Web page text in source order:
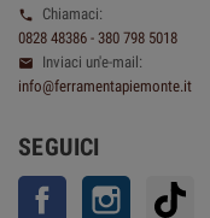

Chiamaci:
0828 48386 - 380 798 5018

Inviaci un'e-mail:
info@ferramentapiemonte.it
SEGUICI
Facebook Instagram